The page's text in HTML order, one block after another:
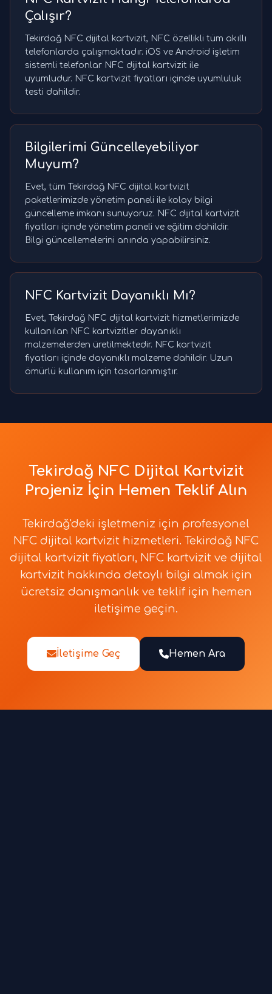
Çalışır?
Tekirdağ NFC dijital kartvizit, NFC özellikli tüm akıllı
telefonlarda çalışmaktadır. iOS ve Android işletim
sistemli telefonlar NFC dijital kartvizit ile
uyumludur. NFC kartvizit fiyatları içinde uyumluluk
testi dahildir.
Bilgilerimi Güncelleyebiliyor
Muyum?
Evet, tüm Tekirdağ NFC dijital kartvizit
paketlerimizde yönetim paneli ile kolay bilgi
güncelleme imkanı sunuyoruz. NFC dijital kartvizit
fiyatları içinde yönetim paneli ve eğitim dahildir.
Bilgi güncellemelerini anında yapabilirsiniz.
NFC Kartvizit Dayanıklı Mı?
Evet, Tekirdağ NFC dijital kartvizit hizmetlerimizde
kullanılan NFC kartvizitler dayanıklı
malzemelerden üretilmektedir. NFC kartvizit
fiyatları içinde dayanıklı malzeme dahildir. Uzun
ömürlü kullanım için tasarlanmıştır.
Tekirdağ NFC Dijital Kartvizit
Projeniz İçin Hemen Teklif Alın
Tekirdağ'deki işletmeniz için profesyonel
NFC dijital kartvizit hizmetleri. Tekirdağ NFC
dijital kartvizit fiyatları, NFC kartvizit ve dijital
kartvizit hakkında detaylı bilgi almak için
ücretsiz danışmanlık ve teklif için hemen
iletişime geçin.
İletişime Geç Hemen Ara